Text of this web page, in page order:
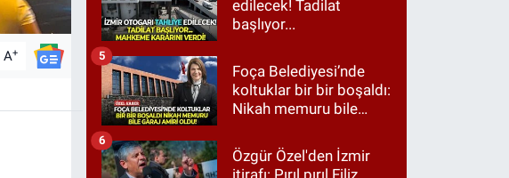
A+
edilecek! Tadilat
başlıyor...
Foça Belediyesi’nde
koltuklar bir bir boşaldı:
Nikah memuru bile
5
Özgür Özel'den İzmir
6